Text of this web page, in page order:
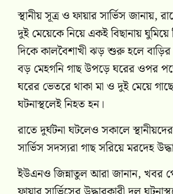
স্থানীয় সূত্র ও ফায়ার সার্ভিস জানায়,
দুই মেয়েকে নিয়ে একই বিছানায়
দিকে কালবৈশাখী ঝড় শুরু হলে
বড় মেহগনি গাছ উপড়ে ঘরের ওপর
ঘরের ভেতরে থাকা মা ও দুই মেয়ে
ঘটনাস্থলেই নিহত হন।
রাতে দুর্ঘটনা ঘটলেও সকালে
সার্ভিস সদস্যরা গাছ সরিয়ে মরদেহ
ইউএনও জিন্নাতুল আরা জানান, খবর